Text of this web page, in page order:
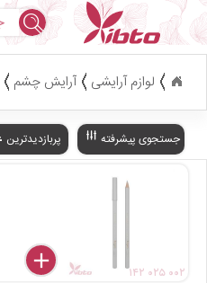
جستجو
لوازم آرایشی آرایش چشم
جستجوی پیشرفته پربازدیدترین
delete
remove
add
۱۴۲ ۰۲۵ ۰۰۲